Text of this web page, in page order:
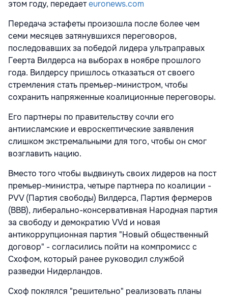
этом году, передаетeuronews.com
Передача эстафеты произошла после более чем
семи месяцев затянувшихся переговоров,
последовавших за победой лидера ультраправых
Геерта Вилдерса на выборах в ноябре прошлого
года. Вилдерсу пришлось отказаться от своего
стремления стать премьер-министром, чтобы
сохранить напряженные коалиционные переговоры.
Его партнеры по правительству сочли его
антиисламские и евроскептические заявления
слишком экстремальными для того, чтобы он смог
возглавить нацию.
Вместо того чтобы выдвинуть своих лидеров на пост
премьер-министра, четыре партнера по коалиции -
PVV (Партия свободы) Вилдерса, Партия фермеров
(BBB), либерально-консервативная Народная партия
за свободу и демократию VVd и новая
антикоррупционная партия "Новый общественный
договор" - согласились пойти на компромисс с
Схофом, который ранее руководил службой
разведки Нидерландов.
Схоф поклялся "решительно" реализовать планы